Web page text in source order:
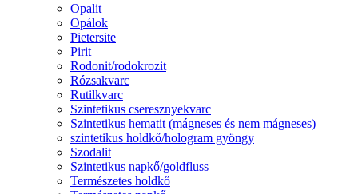
Opalit
Opálok
Pietersite
Pirit
Rodonit/rodokrozit
Rózsakvarc
Rutilkvarc
Szintetikus cseresznyekvarc
Szintetikus hematit (mágneses és nem mágneses)
szintetikus holdkő/hologram gyöngy
Szodalit
Szintetikus napkő/goldfluss
Természetes holdkő